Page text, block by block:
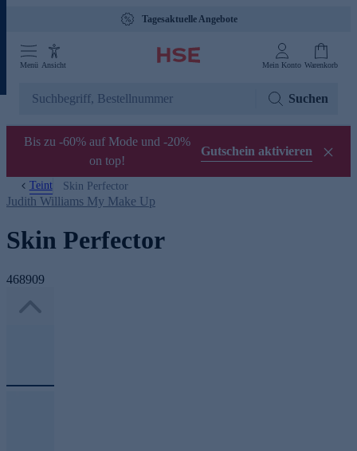
Tagesaktuelle Angebote
Menü Ansicht Mein Konto Warenkorb
Suchen
Bis zu -60% auf Mode und -20%
on top!
Gutschein aktivieren
Teint Skin Perfector
Judith Williams My Make Up
Skin Perfector
468909